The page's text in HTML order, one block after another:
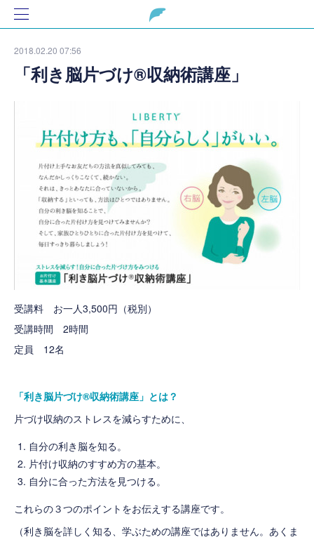
2018.02.20 07:56
「利き脳片づけ®収納術講座」
受講料 お一人3,500円（税別）
受講時間 2時間
定員 12名
「利き脳片づけ®収納術講座」とは？
片づけ収納のストレスを減らすために、
自分の利き脳を知る。
片付け収納のすすめ方の基本。
自分に合った方法を見つける。
これらの３つのポイントをお伝えする講座です。
（利き脳を詳しく知る、学ぶための講座ではありません。あくま